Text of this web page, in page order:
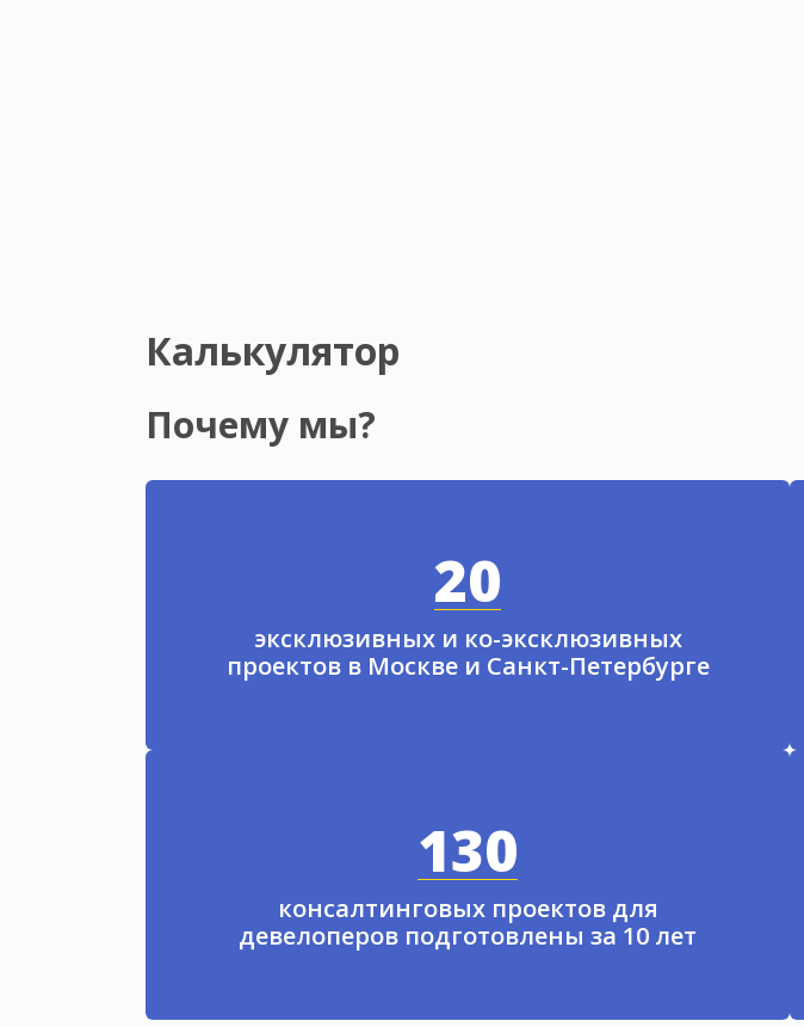
Калькулятор
Почему мы?
20
эксклюзивных и ко-эксклюзивных
проектов в Москве и Санкт-Петербурге
130
консалтинговых проектов для
девелоперов подготовлены за 10 лет